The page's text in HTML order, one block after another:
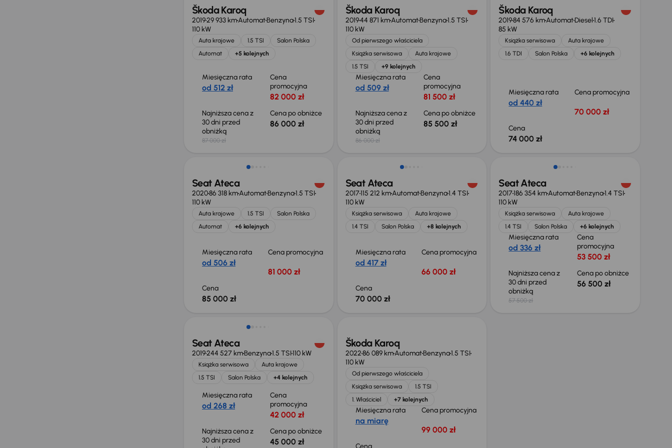
Škoda Karoq
201929 933 kmAutomatBenzyna1.5 TSI
110 kW
Auta krajowe 1.5 TSI
Salon Polska
Automat
+5 kolejnych
Miesięczna rata
od 512 zł
Cena
promocyjna
82 000 zł
Najniższa cena z
30 dni przed
obniżką
87 000 zł
Cena po obniżce
86 000 zł
Škoda Karoq
201944 871 kmAutomatBenzyna1.5 TSI
110 kW
Od pierwszego właściciela
Książka serwisowa
Auta krajowe
1.5 TSI
+9 kolejnych
Miesięczna rata
od 509 zł
Cena
promocyjna
81 500 zł
Najniższa cena z
30 dni przed
obniżką
86 000 zł
Cena po obniżce
85 500 zł
Škoda Karoq
201984 576 kmAutomatDiesel1.6 TDI
85 kW
Książka serwisowa
Auta krajowe
1.6 TDI
Salon Polska +6 kolejnych
Miesięczna rata
od 440 zł
Cena promocyjna
70 000 zł
Cena
74 000 zł
Świeżo skupione
Seat Ateca
202086 318 kmAutomatBenzyna1.5 TSI
110 kW
Auta krajowe 1.5 TSI
Salon Polska
Automat
+6 kolejnych
Miesięczna rata
od 506 zł
Cena promocyjna
81 000 zł
Cena
85 000 zł
Seat Ateca
2017115 212 kmAutomatBenzyna1.4 TSI
110 kW
Książka serwisowa
Auta krajowe
1.4 TSI
Salon Polska +8 kolejnych
Miesięczna rata
od 417 zł
Cena promocyjna
66 000 zł
Cena
70 000 zł
Seat Ateca
2017186 354 kmAutomatBenzyna1.4 TSI
110 kW
Książka serwisowa
Auta krajowe
1.4 TSI
Salon Polska +6 kolejnych
Miesięczna rata
od 336 zł
Cena
promocyjna
53 500 zł
Najniższa cena z
30 dni przed
obniżką
57 500 zł
Cena po obniżce
56 500 zł
Taniej o 1 000 zł
Seat Ateca
2019244 527 kmBenzyna1.5 TSI110 kW
Książka serwisowa
Auta krajowe
1.5 TSI
Salon Polska +4 kolejnych
Miesięczna rata
od 268 zł
Cena
promocyjna
42 000 zł
Najniższa cena z
30 dni przed
Cena po obniżce
45 000 zł
Škoda Karoq
202286 089 kmAutomatBenzyna1.5 TSI
110 kW
Od pierwszego właściciela
Książka serwisowa
1.5 TSI
1. Właściciel
+7 kolejnych
Miesięczna rata
na miarę
Cena promocyjna
99 000 zł
Cena